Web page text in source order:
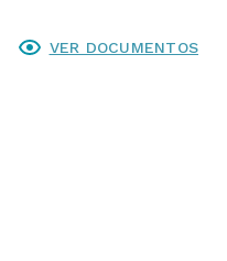
VER DOCUMENTOS